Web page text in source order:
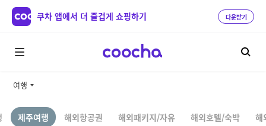
쿠차 앱에서 더 즐겁게 쇼핑하기 다운받기
여행
제주여행 해외항공권 해외패키지/자유 해외호텔/숙박 해